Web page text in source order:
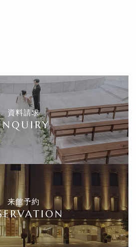
資料請求
来館予約